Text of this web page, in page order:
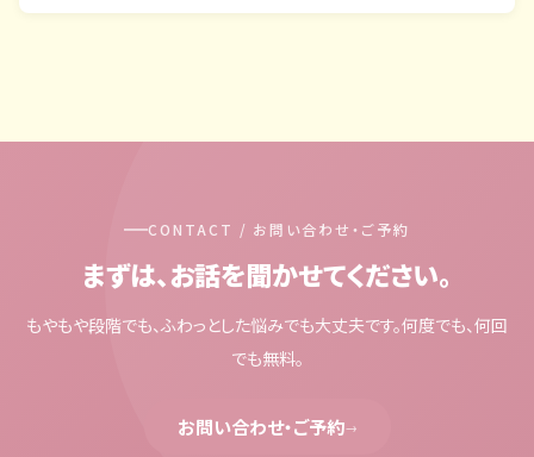
CONTACT / お問い合わせ・ご予約
まずは、お話を聞かせてください。
もやもや段階でも、ふわっとした悩みでも大丈夫です。何度でも、何回
でも無料。
お問い合わせ・ご予約→